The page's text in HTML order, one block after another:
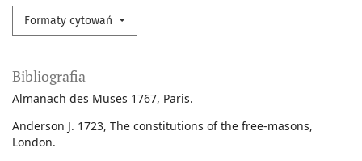
Formaty cytowań
Bibliografia
Almanach des Muses 1767, Paris.
Anderson J. 1723, The constitutions of the free-masons,
London.